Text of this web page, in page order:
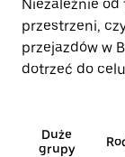
Niezależnie
przestrzeni,
przejazdów w
dotrzeć do
Duże
grupy